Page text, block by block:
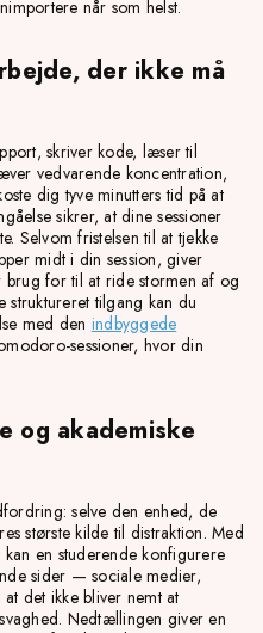
når som helst.
der ikke må
skriver kode, læser til
vedvarende koncentration,
dig tyve minutters tid på at
sikrer, at dine sessioner
Selvom fristelsen til at tjekke
midt i din session, giver
for til at ride stormen af og
tilgang kan du
med den indbyggede
sessioner, hvor din
og akademiske
selve den enhed, de
største kilde til distraktion. Med
en studerende konfigurere
sider — sociale medier,
det ikke bliver nemt at
Nedtællingen giver en